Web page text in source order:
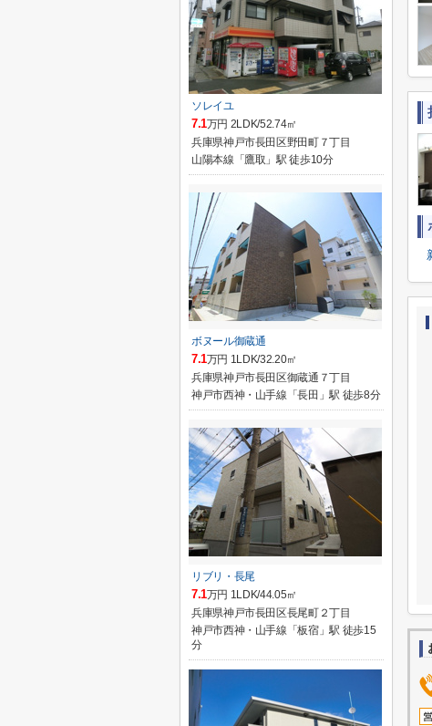
ソレイユ
7.1万円 2LDK/52.74㎡
兵庫県神戸市長田区野田町７丁目
山陽本線「鷹取」駅 徒歩10分
ボヌール御蔵通
7.1万円 1LDK/32.20㎡
兵庫県神戸市長田区御蔵通７丁目
神戸市西神・山手線「長田」駅 徒歩8分
リブリ・長尾
7.1万円 1LDK/44.05㎡
兵庫県神戸市長田区長尾町２丁目
神戸市西神・山手線「板宿」駅 徒歩15
分